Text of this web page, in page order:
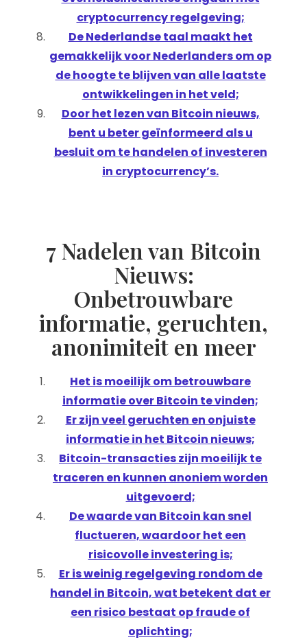
cryptocurrency regelgeving;
De Nederlandse taal maakt het
gemakkelijk voor Nederlanders om op
de hoogte te blijven van alle laatste
ontwikkelingen in het veld;
Door het lezen van Bitcoin nieuws,
bent u beter geïnformeerd als u
besluit om te handelen of investeren
in cryptocurrency’s.
7 Nadelen van Bitcoin
Nieuws:
Onbetrouwbare
informatie, geruchten,
anonimiteit en meer
Het is moeilijk om betrouwbare
informatie over Bitcoin te vinden;
Er zijn veel geruchten en onjuiste
informatie in het Bitcoin nieuws;
Bitcoin-transacties zijn moeilijk te
traceren en kunnen anoniem worden
uitgevoerd;
De waarde van Bitcoin kan snel
fluctueren, waardoor het een
risicovolle investering is;
Er is weinig regelgeving rondom de
handel in Bitcoin, wat betekent dat er
een risico bestaat op fraude of
oplichting;